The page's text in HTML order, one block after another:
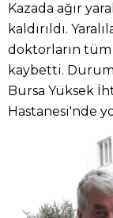
Kazada ağır
kaldırıldı.
doktorların tüm
kaybetti.
Bursa Yüksek
Hastanesi'nde